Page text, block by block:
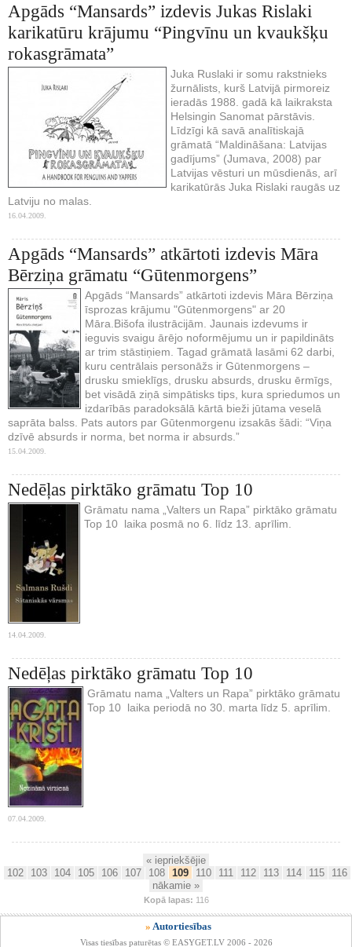
Apgāds “Mansards” izdevis Jukas Rislaki
karikatūru krājumu “Pingvīnu un kvaukšķu
rokasgrāmata”
Juka Ruslaki ir somu rakstnieks
žurnālists, kurš Latvijā pirmoreiz
ieradās 1988. gadā kā laikraksta
Helsingin Sanomat pārstāvis.
Līdzīgi kā savā analītiskajā
grāmatā “Maldināšana: Latvijas
gadījums” (Jumava, 2008) par
Latvijas vēsturi un mūsdienās, arī
karikatūrās Juka Rislaki raugās uz
Latviju no malas.
16.04.2009.
Apgāds “Mansards” atkārtoti izdevis Māra
Bērziņa grāmatu “Gūtenmorgens”
Apgāds “Mansards” atkārtoti izdevis Māra Bērziņa
īsprozas krājumu "Gūtenmorgens" ar 20
Māra.Bišofa ilustrācijām. Jaunais izdevums ir
ieguvis svaigu ārējo noformējumu un ir papildināts
ar trim stāstiņiem. Tagad grāmatā lasāmi 62 darbi,
kuru centrālais personāžs ir Gūtenmorgens –
drusku smieklīgs, drusku absurds, drusku ērmīgs,
bet visādā ziņā simpātisks tips, kura spriedumos un
izdarībās paradoksālā kārtā bieži jūtama veselā
saprāta balss. Pats autors par Gūtenmorgenu izsakās šādi: “Viņa
dzīvē absurds ir norma, bet norma ir absurds.”
15.04.2009.
Nedēļas pirktāko grāmatu Top 10
Grāmatu nama „Valters un Rapa” pirktāko grāmatu
Top 10 laika posmā no 6. līdz 13. aprīlim.
14.04.2009.
Nedēļas pirktāko grāmatu Top 10
Grāmatu nama „Valters un Rapa” pirktāko grāmatu
Top 10 laika periodā no 30. marta līdz 5. aprīlim.
07.04.2009.
« iepriekšējie
102
103 104 105 106 107 108 109 110 111 112 113 114 115
116
nākamie »
Kopā lapas: 116
» Autortiesības
Visas tiesības paturētas © EASYGET.LV 2006 - 2026